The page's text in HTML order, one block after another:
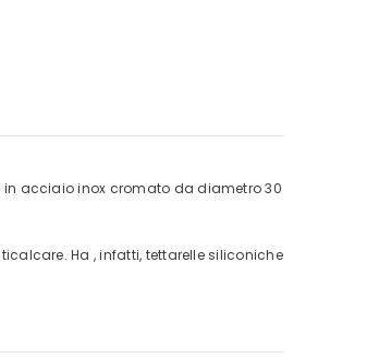
acciaio inox cromato da diametro 30
Ha , infatti, tettarelle siliconiche